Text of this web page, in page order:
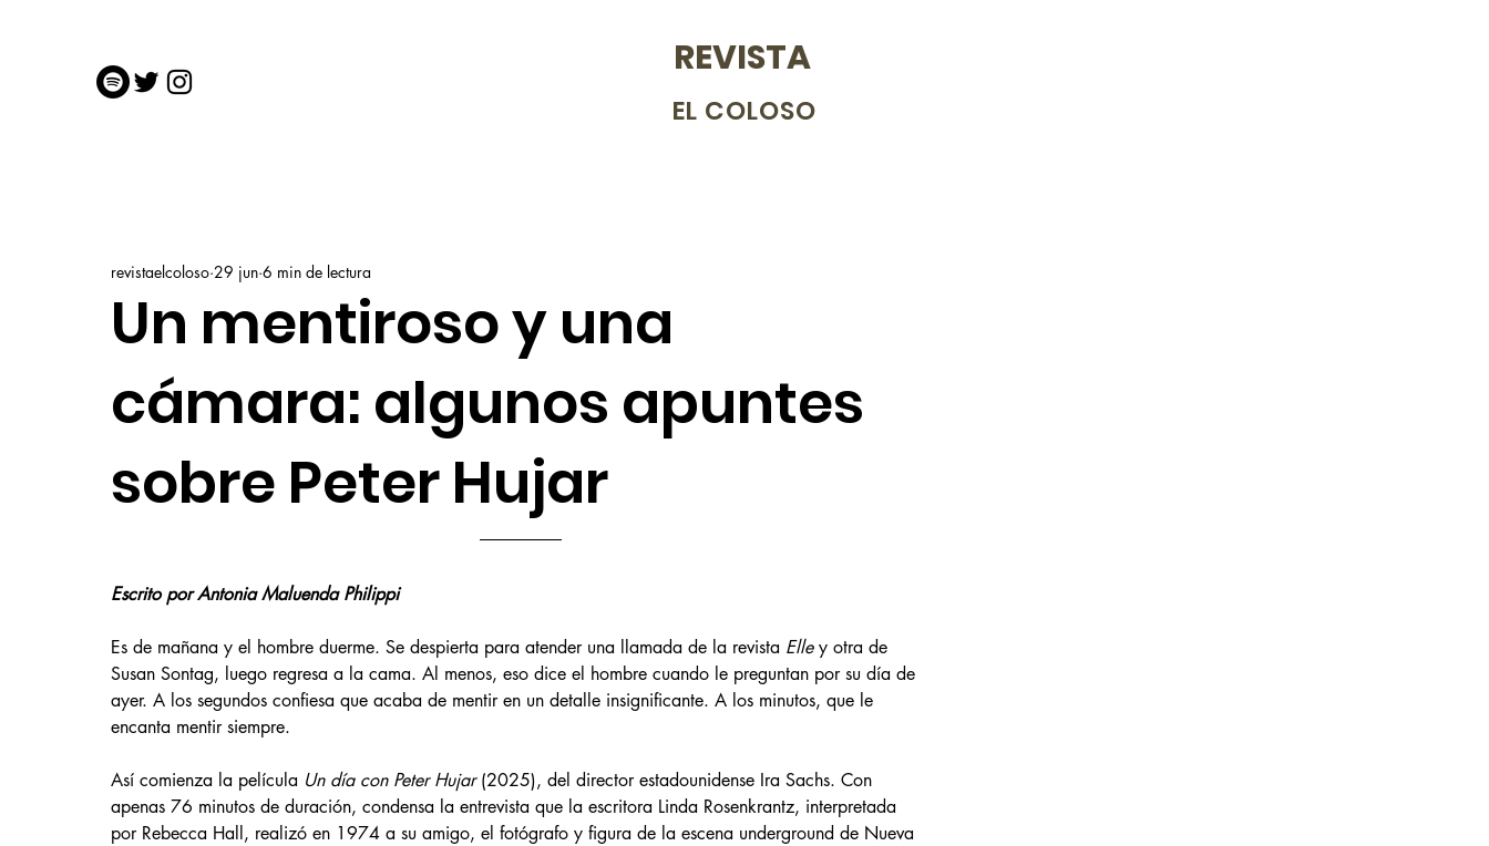
REVISTA
EL COLOSO
Un mentiroso y una
cámara: algunos apuntes
sobre Peter Hujar
revistaelcoloso 29 jun 6 min de lectura
Escrito por Antonia Maluenda Philippi
Es de mañana y el hombre duerme. Se despierta para atender una llamada de la revista Elle y otra de
Susan Sontag, luego regresa a la cama. Al menos, eso dice el hombre cuando le preguntan por su día de
ayer. A los segundos confiesa que acaba de mentir en un detalle insignificante. A los minutos, que le
encanta mentir siempre.
Así comienza la película Un día con Peter Hujar (2025), del director estadounidense Ira Sachs. Con
apenas 76 minutos de duración, condensa la entrevista que la escritora Linda Rosenkrantz, interpretada
por Rebecca Hall, realizó en 1974 a su amigo, el fotógrafo y figura de la escena underground de Nueva